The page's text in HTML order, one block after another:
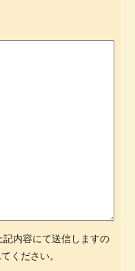
内容にて送信しますの
ください。